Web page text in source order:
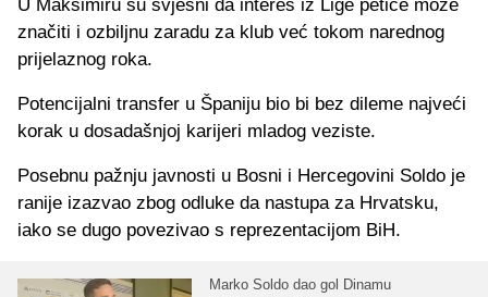
U Maksimiru su svjesni da interes iz Lige petice može
značiti i ozbiljnu zaradu za klub već tokom narednog
prijelaznog roka.
Potencijalni transfer u Španiju bio bi bez dileme najveći
korak u dosadašnjoj karijeri mladog veziste.
Posebnu pažnju javnosti u Bosni i Hercegovini Soldo je
ranije izazvao zbog odluke da nastupa za Hrvatsku,
iako se dugo povezivao s reprezentacijom BiH.
Marko Soldo dao gol Dinamu